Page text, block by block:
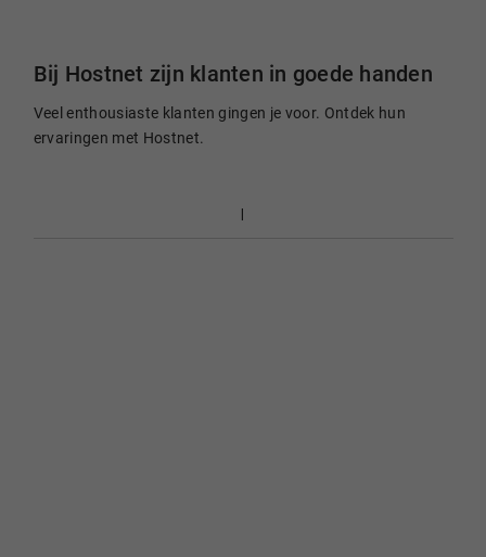
Bij Hostnet zijn klanten in goede handen
Veel enthousiaste klanten gingen je voor. Ontdek hun
ervaringen met Hostnet.